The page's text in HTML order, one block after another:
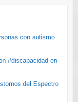
con autismo
#discapacidad en
del Espectro